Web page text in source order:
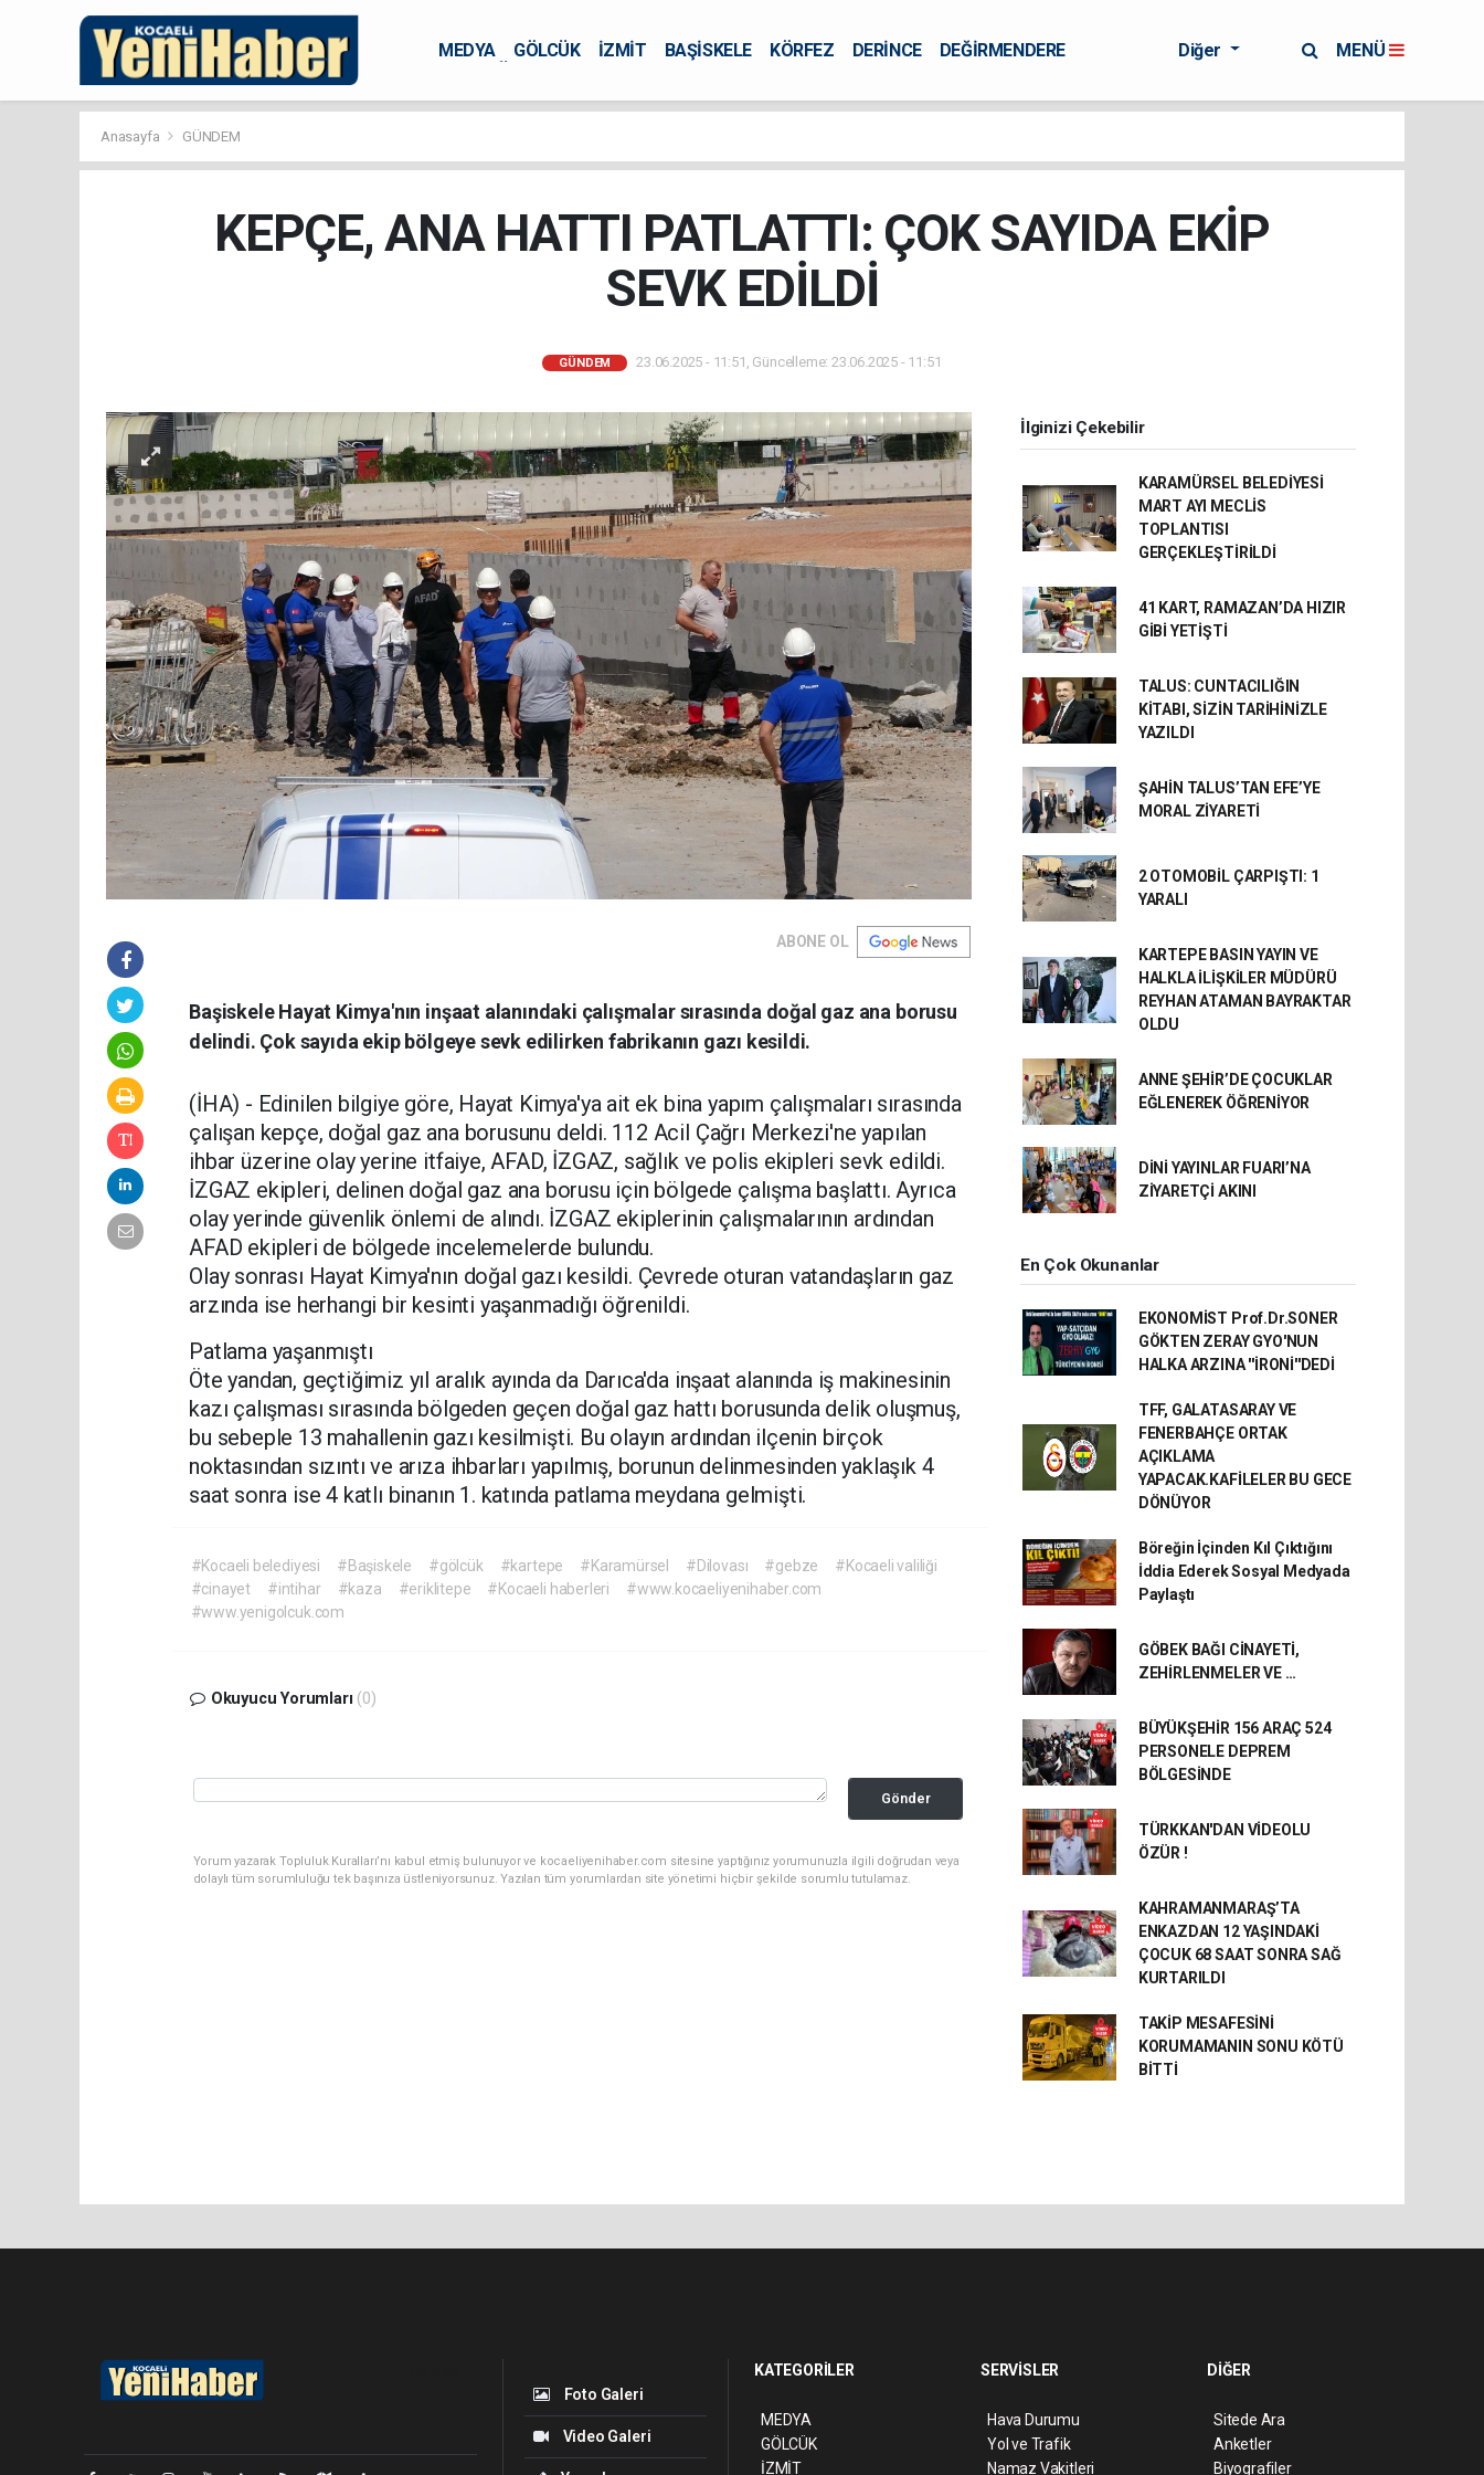
MEDYA GÖLCÜK İZMİT BAŞİSKELE KÖRFEZ DERİNCE
DEĞİRMENDERE
Diğer MENÜ
Anasayfa GÜNDEM
KEPÇE, ANA HATTI PATLATTI: ÇOK SAYIDA EKİP
SEVK EDİLDİ
GÜNDEM 23.06.2025 - 11:51, Güncelleme: 23.06.2025 - 11:51
ABONE OL
Başiskele Hayat Kimya'nın inşaat alanındaki çalışmalar sırasında doğal gaz ana borusu
delindi. Çok sayıda ekip bölgeye sevk edilirken fabrikanın gazı kesildi.
(İHA) - Edinilen bilgiye göre, Hayat Kimya'ya ait ek bina yapım çalışmaları sırasında
çalışan kepçe, doğal gaz ana borusunu deldi. 112 Acil Çağrı Merkezi'ne yapılan
ihbar üzerine olay yerine itfaiye, AFAD, İZGAZ, sağlık ve polis ekipleri sevk edildi.
İZGAZ ekipleri, delinen doğal gaz ana borusu için bölgede çalışma başlattı. Ayrıca
olay yerinde güvenlik önlemi de alındı. İZGAZ ekiplerinin çalışmalarının ardından
AFAD ekipleri de bölgede incelemelerde bulundu.
Olay sonrası Hayat Kimya'nın doğal gazı kesildi. Çevrede oturan vatandaşların gaz
arzında ise herhangi bir kesinti yaşanmadığı öğrenildi.
Patlama yaşanmıştı
Öte yandan, geçtiğimiz yıl aralık ayında da Darıca'da inşaat alanında iş makinesinin
kazı çalışması sırasında bölgeden geçen doğal gaz hattı borusunda delik oluşmuş,
bu sebeple 13 mahallenin gazı kesilmişti. Bu olayın ardından ilçenin birçok
noktasından sızıntı ve arıza ihbarları yapılmış, borunun delinmesinden yaklaşık 4
saat sonra ise 4 katlı binanın 1. katında patlama meydana gelmişti.
#Kocaeli belediyesi #Başiskele #gölcük #kartepe #Karamürsel #Dilovası #gebze
#Kocaeli valiliği
#cinayet
#intihar #kaza #eriklitepe #Kocaeli haberleri
#www.kocaeliyenihaber.com
#www.yenigolcuk.com
Okuyucu Yorumları (0)
Gönder
Yorum yazarak Topluluk Kuralları’nı kabul etmiş bulunuyor ve kocaeliyenihaber.com sitesine yaptığınız yorumunuzla ilgili doğrudan veya
dolaylı tüm sorumluluğu tek başınıza üstleniyorsunuz. Yazılan tüm yorumlardan site yönetimi hiçbir şekilde sorumlu tutulamaz.
İlginizi Çekebilir
KARAMÜRSEL BELEDİYESİ
MART AYI MECLİS
TOPLANTISI
GERÇEKLEŞTİRİLDİ
41 KART, RAMAZAN’DA HIZIR
GİBİ YETİŞTİ
TALUS: CUNTACILIĞIN
KİTABI, SİZİN TARİHİNİZLE
YAZILDI
ŞAHİN TALUS’TAN EFE’YE
MORAL ZİYARETİ
2 OTOMOBİL ÇARPIŞTI: 1
YARALI
KARTEPE BASIN YAYIN VE
HALKLA İLİŞKİLER MÜDÜRÜ
REYHAN ATAMAN BAYRAKTAR
OLDU
ANNE ŞEHİR’DE ÇOCUKLAR
EĞLENEREK ÖĞRENİYOR
DİNİ YAYINLAR FUARI’NA
ZİYARETÇİ AKINI
En Çok Okunanlar
EKONOMİST Prof.Dr.SONER
GÖKTEN ZERAY GYO'NUN
HALKA ARZINA ''İRONİ''DEDİ
TFF, GALATASARAY VE
FENERBAHÇE ORTAK
AÇIKLAMA
YAPACAK.KAFİLELER BU GECE
DÖNÜYOR
Böreğin İçinden Kıl Çıktığını
İddia Ederek Sosyal Medyada
Paylaştı
GÖBEK BAĞI CİNAYETİ,
ZEHİRLENMELER VE …
BÜYÜKŞEHİR 156 ARAÇ 524
PERSONELE DEPREM
BÖLGESİNDE
TÜRKKAN'DAN VİDEOLU
ÖZÜR !
KAHRAMANMARAŞ’TA
ENKAZDAN 12 YAŞINDAKİ
ÇOCUK 68 SAAT SONRA SAĞ
KURTARILDI
TAKİP MESAFESİNİ
KORUMAMANIN SONU KÖTÜ
BİTTİ
Foto Galeri
Video Galeri
KATEGORİLER
MEDYA
GÖLCÜK
İZMİT
SERVİSLER
Hava Durumu
Yol ve Trafik
Namaz Vakitleri
DİĞER
Sitede Ara
Anketler
Biyografiler